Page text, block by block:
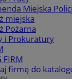
Miejska
miejska
Pożarna
i Prokuratury
FIRM
firmę do